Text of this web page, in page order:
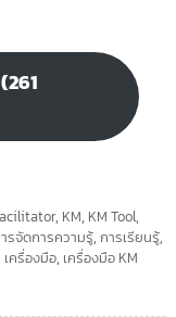
, KM, KM Tool,
รจัดการความรู้, การเรียนรู้,
เครื่องมือ, เครื่องมือ KM